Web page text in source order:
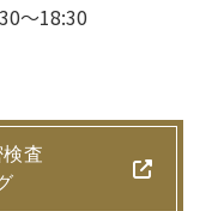
〜18:30
査